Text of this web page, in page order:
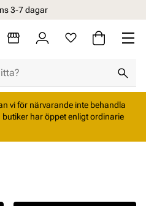
3-7 dagar
vi för närvarande inte behandla
har öppet enligt ordinarie